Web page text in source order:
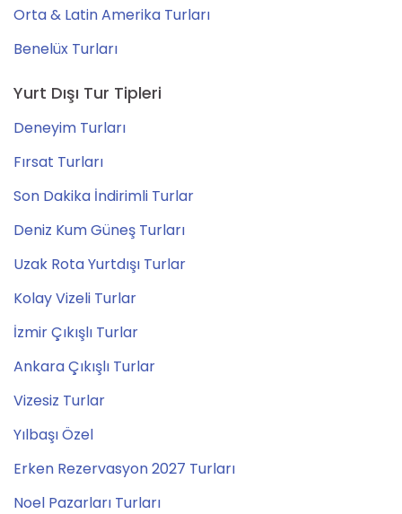
Orta & Latin Amerika Turları
Benelüx Turları
Yurt Dışı Tur Tipleri
Deneyim Turları
Fırsat Turları
Son Dakika İndirimli Turlar
Deniz Kum Güneş Turları
Uzak Rota Yurtdışı Turlar
Kolay Vizeli Turlar
İzmir Çıkışlı Turlar
Ankara Çıkışlı Turlar
Vizesiz Turlar
Yılbaşı Özel
Erken Rezervasyon 2027 Turları
Noel Pazarları Turları